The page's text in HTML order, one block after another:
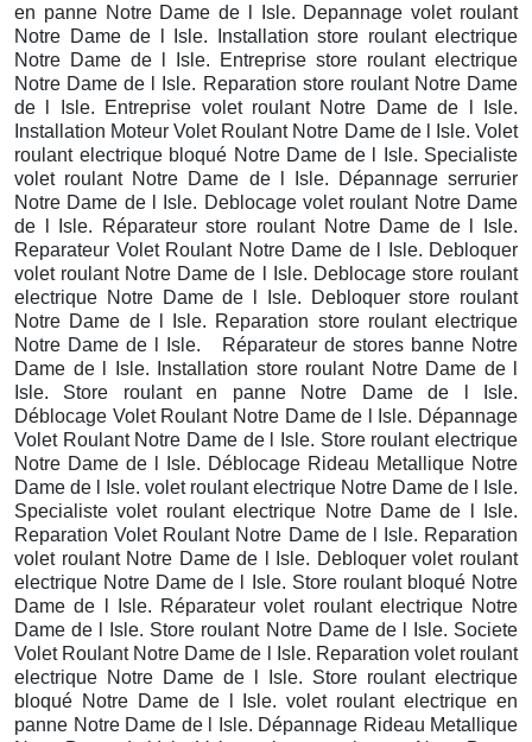
en panne Notre Dame de l Isle. Depannage volet roulant
Notre Dame de l Isle. Installation store roulant electrique
Notre Dame de l Isle. Entreprise store roulant electrique
Notre Dame de l Isle. Reparation store roulant Notre Dame
de l Isle. Entreprise volet roulant Notre Dame de l Isle.
Installation Moteur Volet Roulant Notre Dame de l Isle. Volet
roulant electrique bloqué Notre Dame de l Isle. Specialiste
volet roulant Notre Dame de l Isle. Dépannage serrurier
Notre Dame de l Isle. Deblocage volet roulant Notre Dame
de l Isle. Réparateur store roulant Notre Dame de l Isle.
Reparateur Volet Roulant Notre Dame de l Isle. Debloquer
volet roulant Notre Dame de l Isle. Deblocage store roulant
electrique Notre Dame de l Isle. Debloquer store roulant
Notre Dame de l Isle. Reparation store roulant electrique
Notre Dame de l Isle. Réparateur de stores banne Notre
Dame de l Isle. Installation store roulant Notre Dame de l
Isle. Store roulant en panne Notre Dame de l Isle.
Déblocage Volet Roulant Notre Dame de l Isle. Dépannage
Volet Roulant Notre Dame de l Isle. Store roulant electrique
Notre Dame de l Isle. Déblocage Rideau Metallique Notre
Dame de l Isle. volet roulant electrique Notre Dame de l Isle.
Specialiste volet roulant electrique Notre Dame de l Isle.
Reparation Volet Roulant Notre Dame de l Isle. Reparation
volet roulant Notre Dame de l Isle. Debloquer volet roulant
electrique Notre Dame de l Isle. Store roulant bloqué Notre
Dame de l Isle. Réparateur volet roulant electrique Notre
Dame de l Isle. Store roulant Notre Dame de l Isle. Societe
Volet Roulant Notre Dame de l Isle. Reparation volet roulant
electrique Notre Dame de l Isle. Store roulant electrique
bloqué Notre Dame de l Isle. volet roulant electrique en
panne Notre Dame de l Isle. Dépannage Rideau Metallique